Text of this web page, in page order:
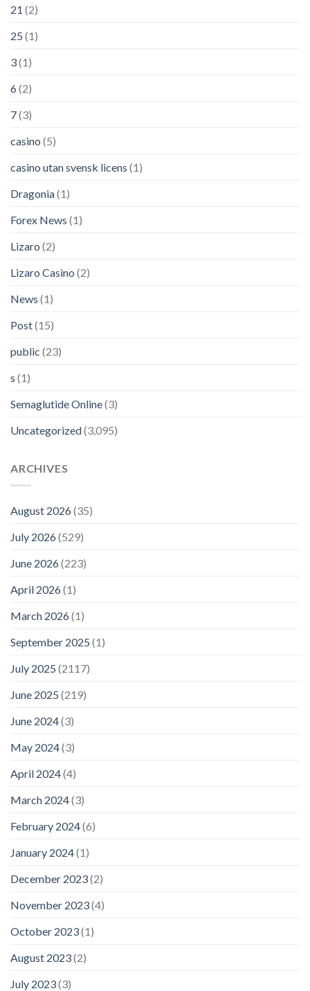
21 (2)
25 (1)
3(1)
6(2)
7(3)
casino (5)
casino utan svensk licens (1)
Dragonia(1)
Forex News (1)
Lizaro (2)
Lizaro Casino (2)
News (1)
Post(15)
public (23)
s (1)
Semaglutide Online(3)
Uncategorized(3,095)
ARCHIVES
August 2026(35)
July 2026(529)
June 2026(223)
April 2026(1)
March 2026(1)
September 2025 (1)
July 2025 (2117)
June 2025 (219)
June 2024(3)
May 2024(3)
April 2024(4)
March 2024(3)
February 2024(6)
January 2024(1)
December 2023(2)
November 2023(4)
October 2023(1)
August 2023(2)
July 2023(3)